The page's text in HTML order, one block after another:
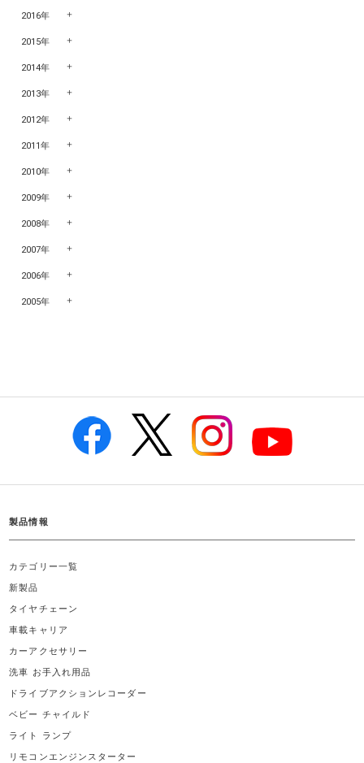
2016年
2015年
2014年
2013年
2012年
2011年
2010年
2009年
2008年
2007年
2006年
2005年
製品情報
カテゴリー一覧
新製品
タイヤチェーン
車載キャリア
カーアクセサリー
洗車 お手入れ用品
ドライブアクションレコーダー
ベビー チャイルド
ライト ランプ
リモコンエンジンスターター